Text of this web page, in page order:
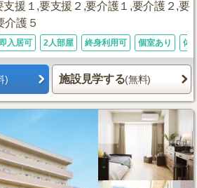
支援１,要支援２,要介護１,要介護２,要
介護５
即入居可 2人部屋 終身利用可 個室あり 体
) 施設見学する(無料)